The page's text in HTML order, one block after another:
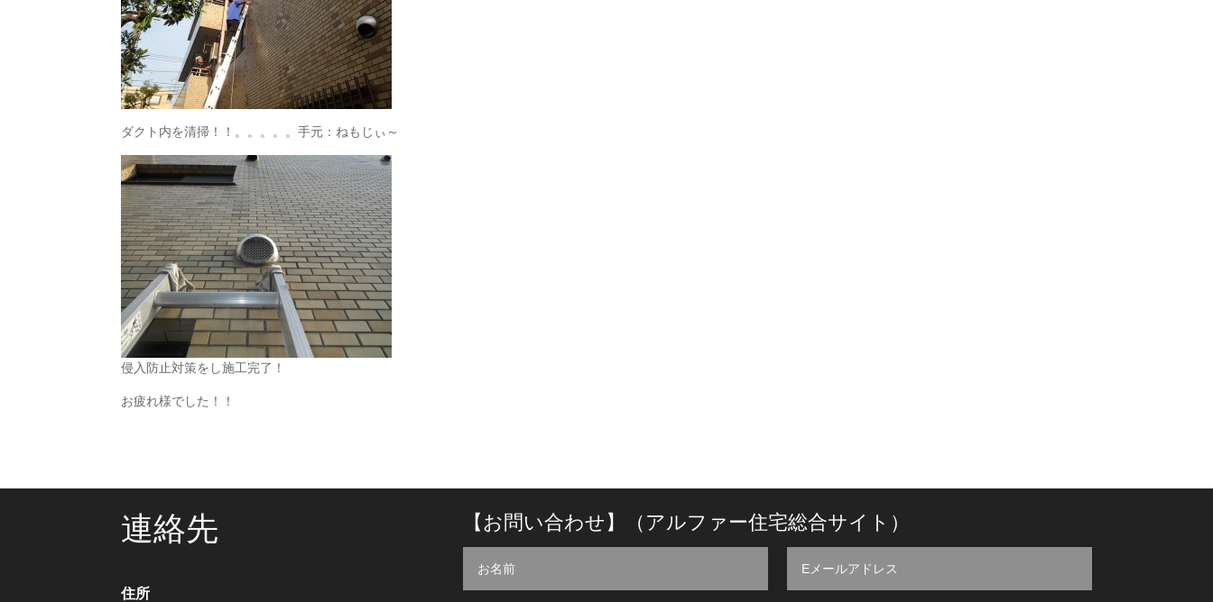
ダクト内を清掃！！。。。。。手元：ねもじぃ～
侵入防止対策をし施工完了！
お疲れ様でした！！
連絡先
住所
【お問い合わせ】（アルファー住宅総合サイト）